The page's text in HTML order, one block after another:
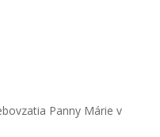
Panny Márie v